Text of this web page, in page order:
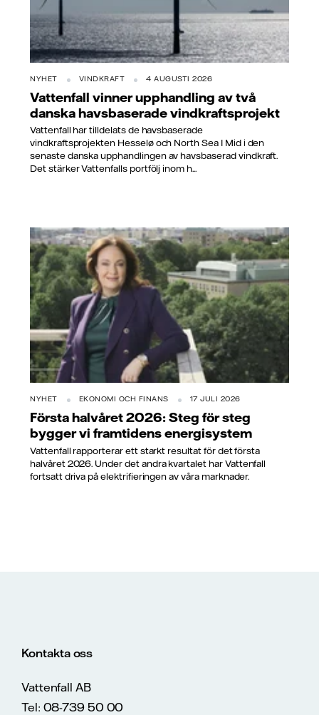
NYHET VINDKRAFT 4 AUGUSTI 2026
Vattenfall vinner upphandling av två
danska havsbaserade vindkraftsprojekt
Vattenfall har tilldelats de havsbaserade
vindkraftsprojekten Hesselø och North Sea I Mid i den
senaste danska upphandlingen av havsbaserad vindkraft.
Det stärker Vattenfalls portfölj inom h...
NYHET EKONOMI OCH FINANS 17 JULI 2026
Första halvåret 2026: Steg för steg
bygger vi framtidens energisystem
Vattenfall rapporterar ett starkt resultat för det första
halvåret 2026. Under det andra kvartalet har Vattenfall
fortsatt driva på elektrifieringen av våra marknader.
Kontakta oss
Vattenfall AB
Tel: 08-739 50 00